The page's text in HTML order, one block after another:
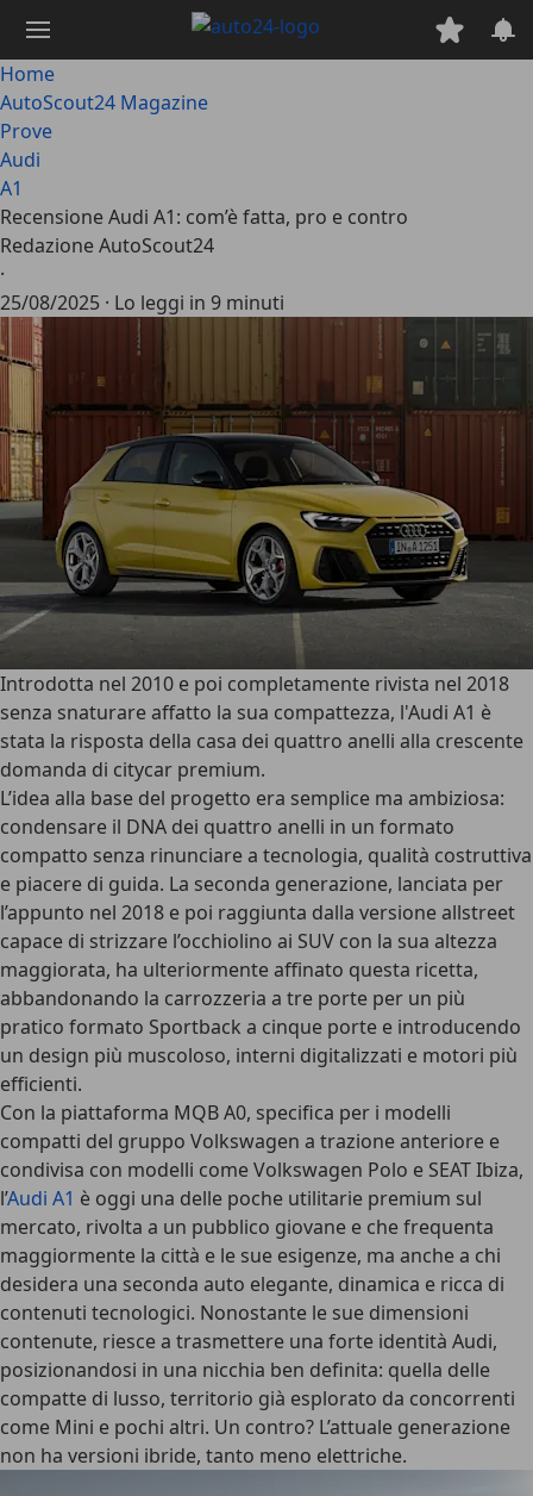
contenuto
principale
Home
AutoScout24 Magazine
Prove
Audi
A1
Recensione Audi A1: com’è fatta, pro e contro
Redazione AutoScout24
·
25/08/2025 · Lo leggi in 9 minuti
Introdotta nel 2010 e poi completamente rivista nel 2018
senza snaturare affatto la sua compattezza, l'Audi A1 è
stata la risposta della casa dei quattro anelli alla crescente
domanda di citycar premium.
L’idea alla base del progetto era semplice ma ambiziosa:
condensare il DNA dei quattro anelli in un formato
compatto senza rinunciare a tecnologia, qualità costruttiva
e piacere di guida. La seconda generazione, lanciata per
l’appunto nel 2018 e poi raggiunta dalla versione allstreet
capace di strizzare l’occhiolino ai SUV con la sua altezza
maggiorata, ha ulteriormente affinato questa ricetta,
abbandonando la carrozzeria a tre porte per un più
pratico formato Sportback a cinque porte e introducendo
un design più muscoloso, interni digitalizzati e motori più
efficienti.
Con la piattaforma MQB A0, specifica per i modelli
compatti del gruppo Volkswagen a trazione anteriore e
condivisa con modelli come Volkswagen Polo e SEAT Ibiza,
l’Audi A1 è oggi una delle poche utilitarie premium sul
mercato, rivolta a un pubblico giovane e che frequenta
maggiormente la città e le sue esigenze, ma anche a chi
desidera una seconda auto elegante, dinamica e ricca di
contenuti tecnologici. Nonostante le sue dimensioni
contenute, riesce a trasmettere una forte identità Audi,
posizionandosi in una nicchia ben definita: quella delle
compatte di lusso, territorio già esplorato da concorrenti
come Mini e pochi altri. Un contro? L’attuale generazione
non ha versioni ibride, tanto meno elettriche.